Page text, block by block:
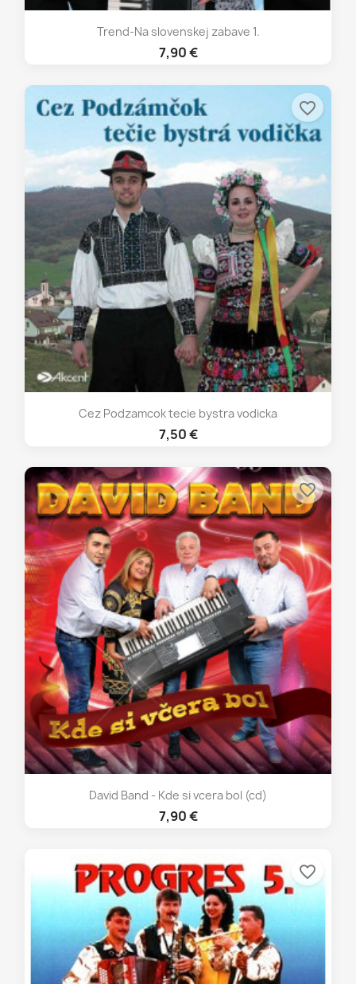
Trend-Na slovenskej zabave 1.
7,90 €
Cez Podzamcok tecie bystra vodicka
7,50 €
favorite_border
David Band - Kde si vcera bol (cd)
7,90 €
favorite_border
favorite_border